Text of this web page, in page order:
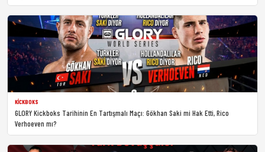
KICKBOKS
GLORY Kickboks Tarihinin En Tartışmalı Maçı: Gökhan Saki mi Hak Etti, Rico
Verhoeven mı?